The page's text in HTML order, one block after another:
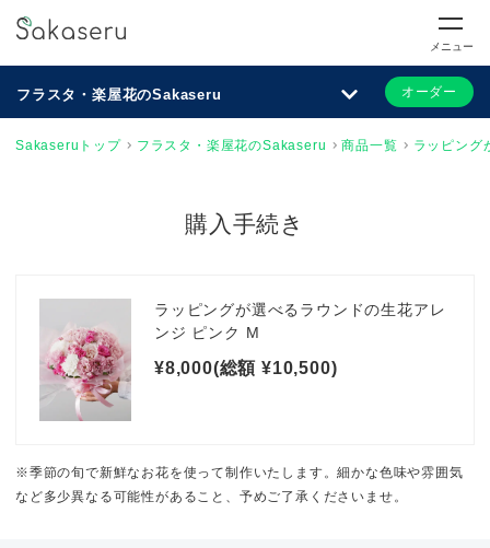
メニュー
フラスタ・楽屋花のSakaseru オーダー
Sakaseruトップ フラスタ・楽屋花のSakaseru 商品一覧 ラッピング
購入手続き
ラッピングが選べるラウンドの生花アレ
ンジ ピンク M
¥8,000(総額 ¥10,500)
※季節の旬で新鮮なお花を使って制作いたします。細かな色味や雰囲気
など多少異なる可能性があること、予めご了承くださいませ。